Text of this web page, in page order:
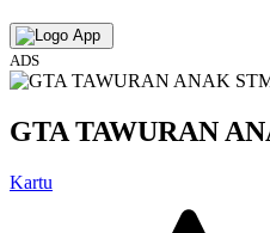
ADS
GTA TAWURAN
Kartu